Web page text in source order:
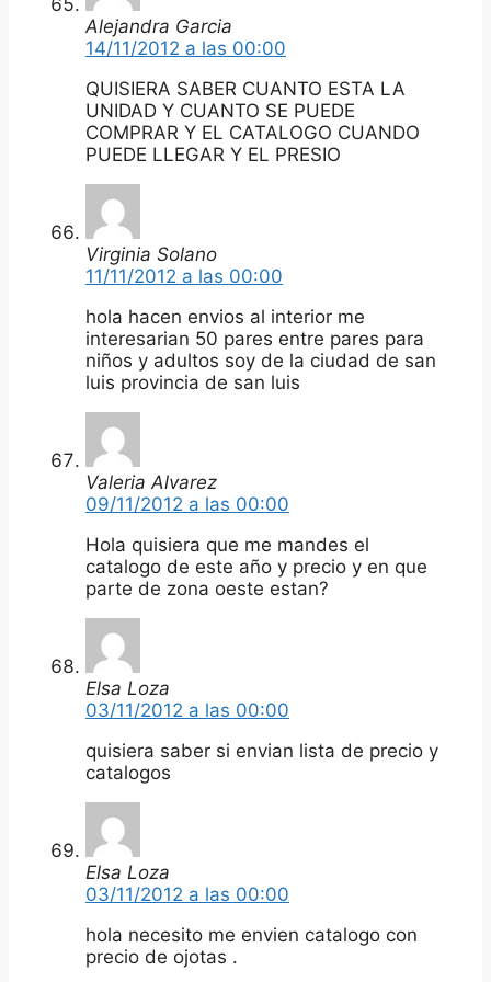
Alejandra Garcia
14/11/2012 a las 00:00
QUISIERA SABER CUANTO ESTA LA
UNIDAD Y CUANTO SE PUEDE
COMPRAR Y EL CATALOGO CUANDO
PUEDE LLEGAR Y EL PRESIO
Virginia Solano
11/11/2012 a las 00:00
hola hacen envios al interior me
interesarian 50 pares entre pares para
niños y adultos soy de la ciudad de san
luis provincia de san luis
Valeria Alvarez
09/11/2012 a las 00:00
Hola quisiera que me mandes el
catalogo de este año y precio y en que
parte de zona oeste estan?
Elsa Loza
03/11/2012 a las 00:00
quisiera saber si envian lista de precio y
catalogos
Elsa Loza
03/11/2012 a las 00:00
hola necesito me envien catalogo con
precio de ojotas .